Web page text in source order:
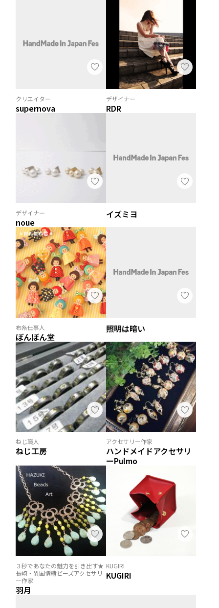
クリエイター
supernova
デザイナー
RDR
デザイナー
noue
イズミヨ
布糸仕事人
ぼんぼん堂
照明は暗い
ねじ職人
ねじ工房
アクセサリー作家
ハンドメイドアクセサリ
ーPulmo
３秒であなたの魅力を引き出す★
長崎・異国情緒ビーズアクセサリ
ー作家
羽月
KUGIRI
KUGIRI